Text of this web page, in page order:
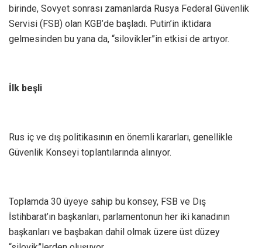
birinde, Sovyet sonrası zamanlarda Rusya Federal Güvenlik
Servisi (FSB) olan KGB’de başladı. Putin’in iktidara
gelmesinden bu yana da, “silovikler”in etkisi de artıyor.
İlk beşli
Rus iç ve dış politikasının en önemli kararları, genellikle
Güvenlik Konseyi toplantılarında alınıyor.
Toplamda 30 üyeye sahip bu konsey, FSB ve Dış
İstihbarat’ın başkanları, parlamentonun her iki kanadının
başkanları ve başbakan dahil olmak üzere üst düzey